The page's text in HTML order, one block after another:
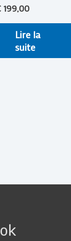
199,00
Lire la
suite